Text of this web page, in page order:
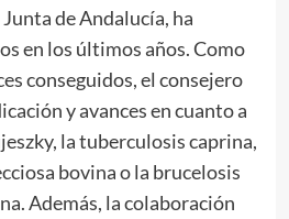
de Andalucía, ha
en los últimos años. Como
conseguidos, el consejero
y avances en cuanto a
la tuberculosis caprina,
bovina o la brucelosis
Además, la colaboración